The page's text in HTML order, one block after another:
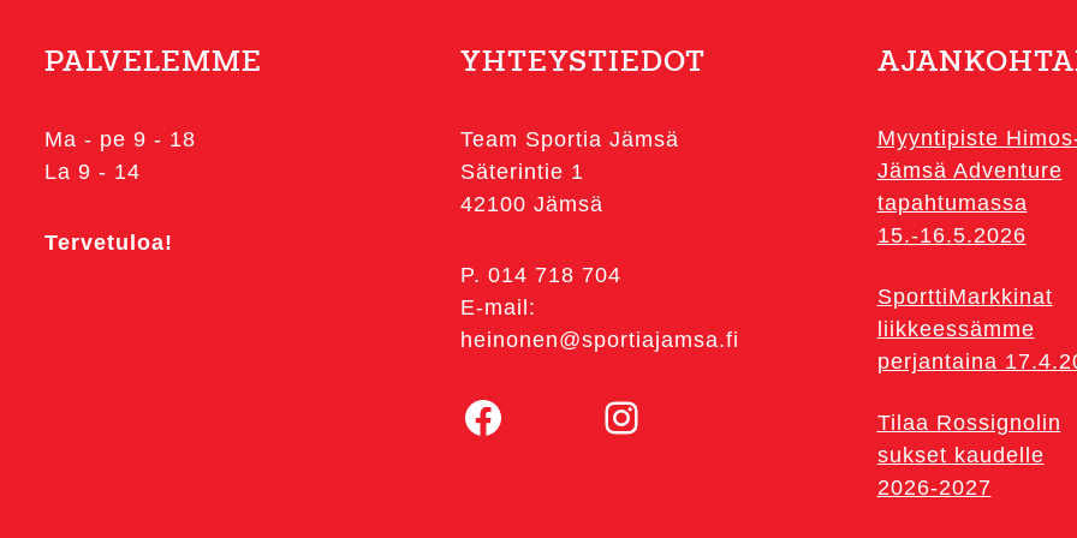
tuotteen
tuotteen
tuotteen
PALVELEMME
Ma - pe 9 - 18
La 9 - 14
Tervetuloa!
YHTEYSTIEDOT
Team Sportia Jämsä
Säterintie 1
42100 Jämsä
P. 014 718 704
E-mail:
heinonen@sportiajamsa.fi
Facebook Instagram
Myyntipiste
Jämsä Adventure
tapahtumassa
15.-16.5.2026
SporttiMarkkinat
liikkeessämme
perjantaina
Tilaa Rossignolin
sukset kaudelle
2026-2027